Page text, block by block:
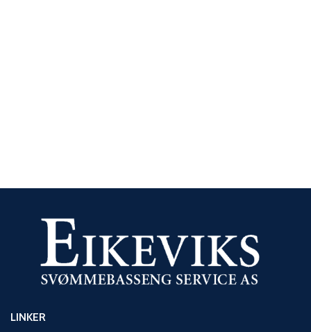
LINKER